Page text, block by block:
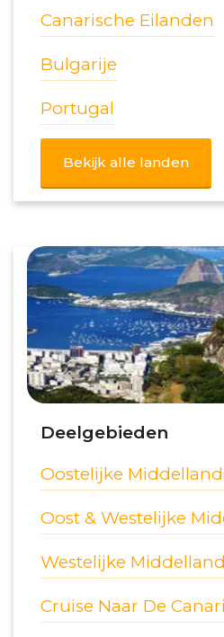
Canarische Eilanden
Bulgarije
Portugal
Bekijk alle landen
Deelgebieden
Oostelijke
Oost & Westelijke
Westelijke
Cruise Naar De